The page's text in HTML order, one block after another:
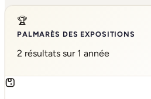
🏆
PALMARÈS DES EXPOSITIONS
2 résultats sur 1 année